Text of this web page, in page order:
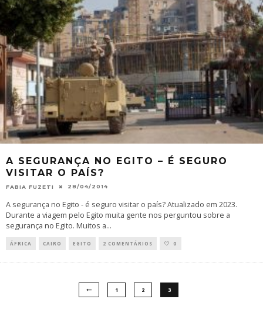
A SEGURANÇA NO EGITO – É SEGURO
VISITAR O PAÍS?
FABIA FUZETI 28/04/2014
A segurança no Egito - é seguro visitar o país? Atualizado em 2023.
Durante a viagem pelo Egito muita gente nos perguntou sobre a
segurança no Egito. Muitos a...
ÁFRICA CAIRO EGITO 2 COMENTÁRIOS 0
1 2 3